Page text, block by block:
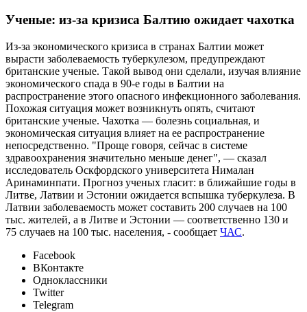
Ученые: из-за кризиса Балтию ожидает чахотка
Из-за экономического кризиса в странах Балтии может
вырасти заболеваемость туберкулезом, предупреждают
британские ученые. Такой вывод они сделали, изучая влияние
экономического спада в 90-е годы в Балтии на
распространение этого опасного инфекционного заболевания.
Похожая ситуация может возникнуть опять, считают
британские ученые. Чахотка — болезнь социальная, и
экономическая ситуация влияет на ее распространение
непосредственно. "Проще говоря, сейчас в системе
здравоохранения значительно меньше денег", — сказал
исследователь Оскфордского университета Нималан
Аринаминпати. Прогноз ученых гласит: в ближайшие годы в
Литве, Латвии и Эстонии ожидается вспышка туберкулеза. В
Латвии заболеваемость может составить 200 случаев на 100
тыс. жителей, а в Литве и Эстонии — соответственно 130 и
75 случаев на 100 тыс. населения, - сообщает ЧАС.
Facebook
ВКонтакте
Одноклассники
Twitter
Telegram